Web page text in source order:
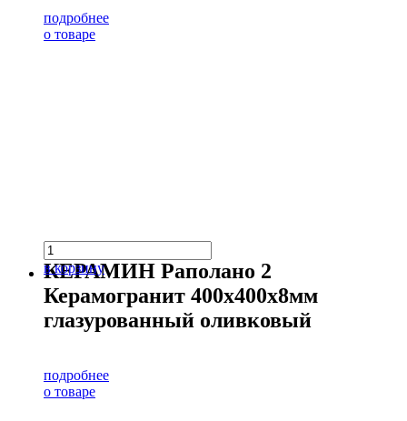
подробнее
о товаре
в корзину
КЕРАМИН Раполано 2
Керамогранит 400х400х8мм
глазурованный оливковый
подробнее
о товаре